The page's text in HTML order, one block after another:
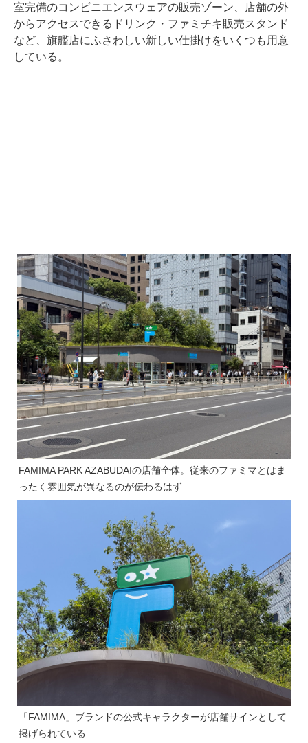
室完備のコンビニエンスウェアの販売ゾーン、店舗の外
からアクセスできるドリンク・ファミチキ販売スタンド
など、旗艦店にふさわしい新しい仕掛けをいくつも用意
している。
FAMIMA PARK AZABUDAIの店舗全体。従来のファミマとはま
ったく雰囲気が異なるのが伝わるはず
「FAMIMA」ブランドの公式キャラクターが店舗サインとして
掲げられている